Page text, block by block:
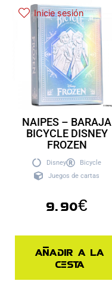
Inicie sesión
NAIPES – BARAJA
BICYCLE DISNEY
FROZEN
Disney
Bicycle
Juegos de cartas
9.90€
Añadir a la
cesta